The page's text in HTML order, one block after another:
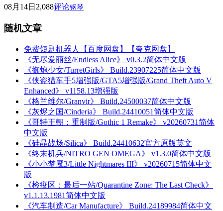
08月14日 2,088评论钢琴
随机文章
免费短剧机器人【百度网盘】【夸克网盘】
《无尽爱丽丝/Endless Alice》 v0.3.2简体中文版
《御炮少女/TurretGirls》 Build.23907225简体中文版
《侠盗猎车手5增强版/GTA5增强版/Grand Theft Auto V
Enhanced》 v1158.13增强版
《格兰维尔/Granvir》 Build.24500037简体中文版
《灰烬之国/Cinderia》 Build.24410051简体中文版
《哥特王朝：重制版/Gothic 1 Remake》 v20260731简体
中文版
《硅晶战场/Silica》 Build.24410632官方原版英文
《终末机兵/NITRO GEN OMEGA》 v1.3.0简体中文版
《小小梦魇3/Little Nightmares III》 v20260715简体中文
版
《检疫区：最后一站/Quarantine Zone: The Last Check》
v1.1.13.1981简体中文版
《汽车制造/Car Manufacture》 Build.24189984简体中文